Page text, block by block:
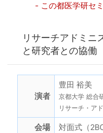
- この都医学研セ
リサーチアドミニ
と研究者との協働
演者
豊田 裕美
京都大学 総合
リサーチ・ア
会場 対面式（